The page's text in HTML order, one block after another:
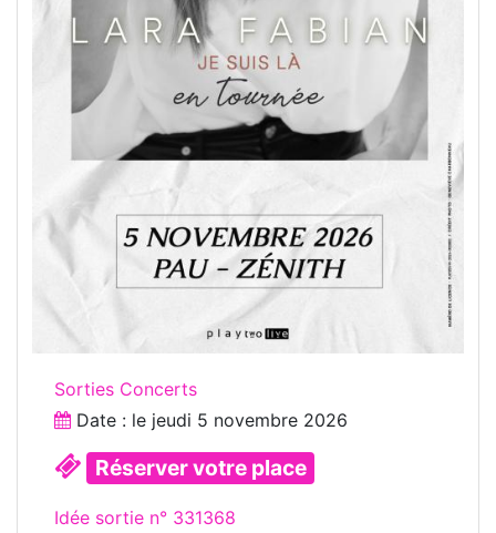
Sorties Concerts
Date : le jeudi 5 novembre 2026
Réserver votre place
Idée sortie n° 331368